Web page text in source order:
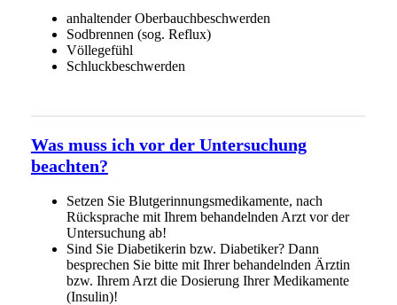
anhaltender Oberbauchbeschwerden
Sodbrennen (sog. Reflux)
Völlegefühl
Schluckbeschwerden
Was muss ich vor der Untersuchung
beachten?
Setzen Sie Blutgerinnungsmedikamente, nach
Rücksprache mit Ihrem behandelnden Arzt vor der
Untersuchung ab!
Sind Sie Diabetikerin bzw. Diabetiker? Dann
besprechen Sie bitte mit Ihrer behandelnden Ärztin
bzw. Ihrem Arzt die Dosierung Ihrer Medikamente
(Insulin)!